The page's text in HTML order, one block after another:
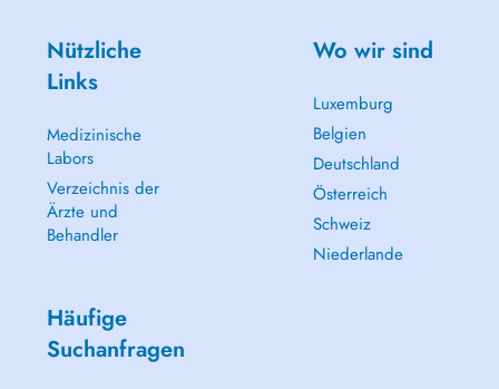
Nützliche
Links
Medizinische
Labors
Verzeichnis der
Ärzte und
Behandler
Wo wir sind
Luxemburg
Belgien
Deutschland
Österreich
Schweiz
Niederlande
Häufige
Suchanfragen